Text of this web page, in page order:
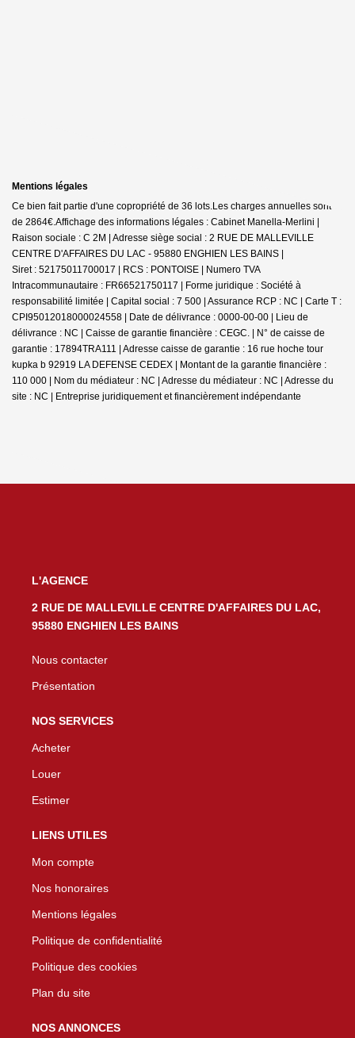
Mentions légales
Ce bien fait partie d'une copropriété de 36 lots.Les charges annuelles sont
de 2864€.Affichage des informations légales : Cabinet Manella-Merlini |
Raison sociale : C 2M | Adresse siège social : 2 RUE DE MALLEVILLE
CENTRE D'AFFAIRES DU LAC - 95880 ENGHIEN LES BAINS |
Siret : 52175011700017 | RCS : PONTOISE | Numero TVA
Intracommunautaire : FR66521750117 | Forme juridique : Société à
responsabilité limitée | Capital social : 7 500 | Assurance RCP : NC | Carte T :
CPI95012018000024558 | Date de délivrance : 0000-00-00 | Lieu de
délivrance : NC | Caisse de garantie financière : CEGC. | N° de caisse de
garantie : 17894TRA111 | Adresse caisse de garantie : 16 rue hoche tour
kupka b 92919 LA DEFENSE CEDEX | Montant de la garantie financière :
110 000 | Nom du médiateur : NC | Adresse du médiateur : NC | Adresse du
site : NC | Entreprise juridiquement et financièrement indépendante
L'AGENCE
2 RUE DE MALLEVILLE CENTRE D'AFFAIRES DU LAC,
95880 ENGHIEN LES BAINS
Nous contacter
Présentation
NOS SERVICES
Acheter
Louer
Estimer
LIENS UTILES
Mon compte
Nos honoraires
Mentions légales
Politique de confidentialité
Politique des cookies
Plan du site
NOS ANNONCES